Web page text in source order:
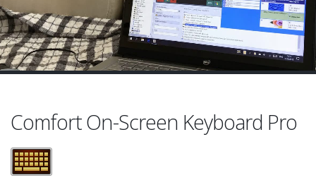
Comfort On-Screen Keyboard Pro